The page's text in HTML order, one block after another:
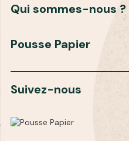
Qui sommes-nous ?
Pousse Papier
Suivez-nous